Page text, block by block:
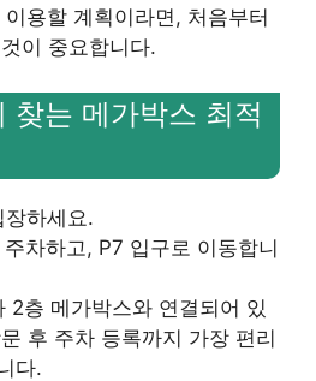
용할 계획이라면, 처음부터
이 중요합니다.
찾는 메가박스 최적
하세요.
차하고, P7 입구로 이동합니
2층 메가박스와 연결되어 있
후 주차 등록까지 가장 편리
다.